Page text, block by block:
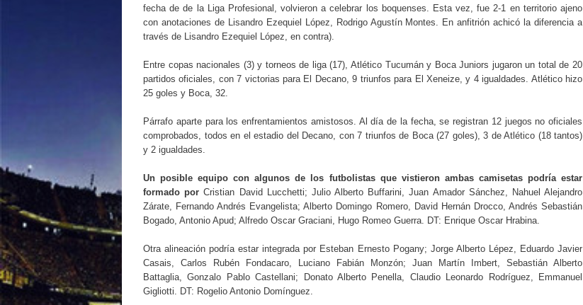
fecha de de la Liga Profesional, volvieron a celebrar los boquenses. Esta vez, fue 2-1 en territorio ajeno
con anotaciones de Lisandro Ezequiel López, Rodrigo Agustín Montes. En anfitrión achicó la diferencia a
través de Lisandro Ezequiel López, en contra).
Entre copas nacionales (3) y torneos de liga (17), Atlético Tucumán y Boca Juniors jugaron un total de 20
partidos oficiales, con 7 victorias para El Decano, 9 triunfos para El Xeneize, y 4 igualdades. Atlético hizo
25 goles y Boca, 32.
Párrafo aparte para los enfrentamientos amistosos. Al día de la fecha, se registran 12 juegos no oficiales
comprobados, todos en el estadio del Decano, con 7 triunfos de Boca (27 goles), 3 de Atlético (18 tantos)
y 2 igualdades.
Un posible equipo con algunos de los futbolistas que vistieron ambas camisetas podría estar
formado porCristian David Lucchetti; Julio Alberto Buffarini, Juan Amador Sánchez, Nahuel Alejandro
Zárate, Fernando Andrés Evangelista; Alberto Domingo Romero, David Hernán Drocco, Andrés Sebastián
Bogado, Antonio Apud; Alfredo Oscar Graciani, Hugo Romeo Guerra. DT: Enrique Oscar Hrabina.
Otra alineación podría estar integrada por Esteban Ernesto Pogany; Jorge Alberto Lépez, Eduardo Javier
Casais, Carlos Rubén Fondacaro, Luciano Fabián Monzón; Juan Martín Imbert, Sebastián Alberto
Battaglia, Gonzalo Pablo Castellani; Donato Alberto Penella, Claudio Leonardo Rodríguez, Emmanuel
Gigliotti. DT: Rogelio Antonio Domínguez.